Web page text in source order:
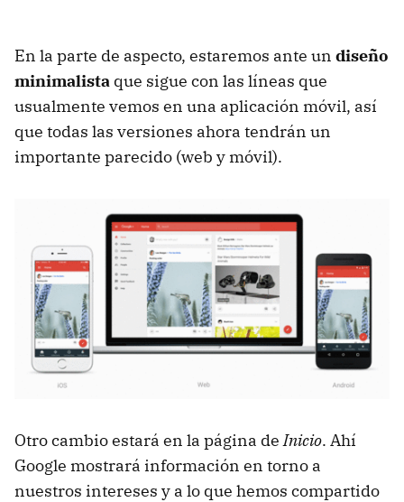
En la parte de aspecto, estaremos ante un diseño
minimalista que sigue con las líneas que
usualmente vemos en una aplicación móvil, así
que todas las versiones ahora tendrán un
importante parecido (web y móvil).
Otro cambio estará en la página de Inicio. Ahí
Google mostrará información en torno a
nuestros intereses y a lo que hemos compartido